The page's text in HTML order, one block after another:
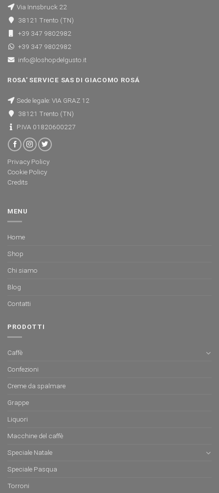
Via Innsbruck 22
38121 Trento (TN)
+39 347 9802982
+39 347 9802982
info@loshopdelgusto.it
ROSA' SERVICE SAS DI GIACOMO ROSÁ
Sede legale: VIA GRAZ 12
38121 Trento (TN)
P.IVA 01820600227
Privacy Policy
Cookie Policy
Credits
MENU
Home
Shop
Chi siamo
Blog
Contatti
PRODOTTI
Caffè
Confezioni
Creme da spalmare
Grappe
Liquori
Macchine del caffè
Speciale Natale
Speciale Pasqua
Torroni